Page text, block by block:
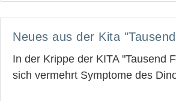
Neues aus der Kita
In der Krippe der KITA "Tausend
sich vermehrt Symptome des